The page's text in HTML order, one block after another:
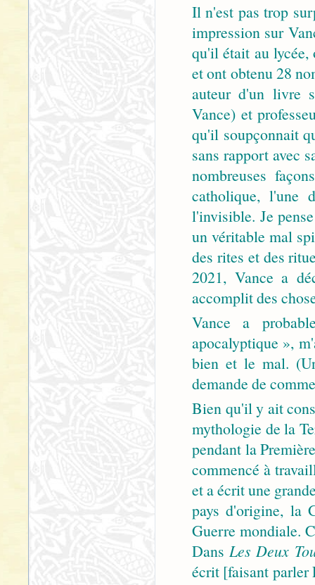
Il n'est pas trop
impression sur
qu'il était au
et ont obtenu 28
auteur d'un livre
Vance) et
qu'il soupçonnait
sans rapport avec
nombreuses
catholique, l'une
l'invisible. Je
un véritable mal
des rites et des
2021, Vance a
accomplit des
Vance a
apocalyptique »,
bien et le mal.
demande de
Bien qu'il y ait
mythologie de la
pendant la
commencé à
et a écrit une
pays d'origine, la
Guerre mondiale.
Dans Les Deux
écrit [faisant parler